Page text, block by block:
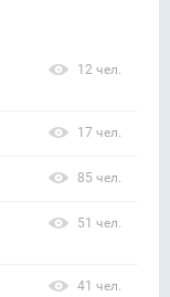
12 чел.
17 чел.
85 чел.
51 чел.
41 чел.